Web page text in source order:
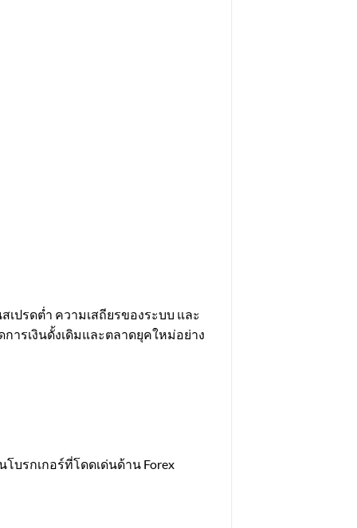
ปรดต่ำ ความเสถียรของระบบ และ
ารเงินดั้งเดิมและตลาดยุคใหม่อย่าง
บรกเกอร์ที่โดดเด่นด้าน Forex